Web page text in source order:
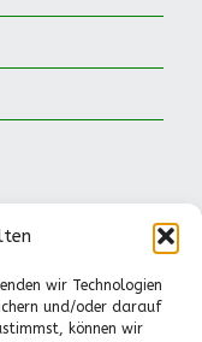
wir Technologien
und/oder darauf
können wir